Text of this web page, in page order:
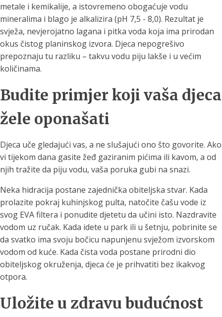
metale i kemikalije, a istovremeno obogaćuje vodu
mineralima i blago je alkalizira (pH 7,5 - 8,0). Rezultat je
svježa, nevjerojatno lagana i pitka voda koja ima prirodan
okus čistog planinskog izvora. Djeca nepogrešivo
prepoznaju tu razliku – takvu vodu piju lakše i u većim
količinama.
Budite primjer koji vaša djeca
žele oponašati
Djeca uče gledajući vas, a ne slušajući ono što govorite. Ako
vi tijekom dana gasite žeđ gaziranim pićima ili kavom, a od
njih tražite da piju vodu, vaša poruka gubi na snazi.
Neka hidracija postane zajednička obiteljska stvar. Kada
prolazite pokraj kuhinjskog pulta, natočite čašu vode iz
svog EVA filtera i ponudite djetetu da učini isto. Nazdravite
vodom uz ručak. Kada idete u park ili u šetnju, pobrinite se
da svatko ima svoju bočicu napunjenu svježom izvorskom
vodom od kuće. Kada čista voda postane prirodni dio
obiteljskog okruženja, djeca će je prihvatiti bez ikakvog
otpora.
Uložite u zdravu budućnost